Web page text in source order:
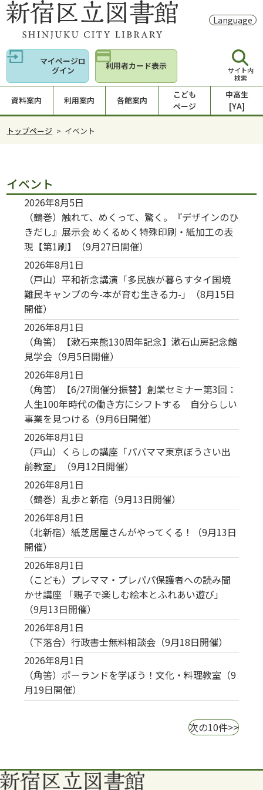
Language
マイページロ
グイン
利用者カード表示
サイト内
検索
資料案内 利用案内 各館案内
こども
ページ
中高生
[YA]
トップページ > イベント
イベント
2026年8月5日
（鶴巻）触れて、めくって、驚く。『デザインのひ
きだし』展示会 めくるめく特殊印刷・紙加工の表
現【第1刷】（9月27日開催）
2026年8月1日
（戸山）平和祈念講演「多民族が暮らすタイ国境
難民キャンプの今-本が育む生きる力-」（8月15日
開催）
2026年8月1日
（角筈）【漱石来熊130周年記念】漱石山房記念館
見学会（9月5日開催）
2026年8月1日
（角筈）【6/27開催分振替】創業セミナー第3回：
人生100年時代の働き方にシフトする 自分らしい
事業を見つける（9月6日開催）
2026年8月1日
（戸山）くらしの講座「パパママ東京ぼうさい出
前教室」（9月12日開催）
2026年8月1日
（鶴巻）乱歩と新宿（9月13日開催）
2026年8月1日
（北新宿）紙芝居屋さんがやってくる！（9月13日
開催）
2026年8月1日
（こども）プレママ・プレパパ保護者への読み聞
かせ講座 「親子で楽しむ絵本とふれあい遊び」
（9月13日開催）
2026年8月1日
（下落合）行政書士無料相談会（9月18日開催）
2026年8月1日
（角筈）ポーランドを学ぼう！文化・料理教室（9
月19日開催）
次の10件>>